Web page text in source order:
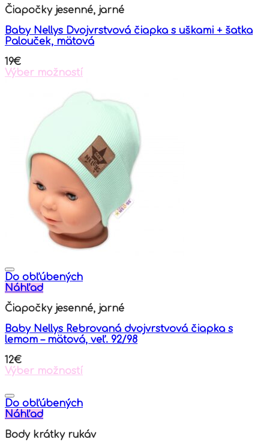
The
may
be
chosen
on
the
Čiapočky jesenné, jarné
Baby Nellys Dvojvrstvová čiapka s uškami + šatka
Palouček, mätová
19€
Výber možností
variants.
options
chosen
product
Do obľúbených
Náhľad
Čiapočky jesenné, jarné
Baby Nellys Rebrovaná dvojvrstvová čiapka s
lemom – mätová, veľ. 92/98
12€
Výber možností
product
has
multiple
The
Do obľúbených
Náhľad
Body krátky rukáv